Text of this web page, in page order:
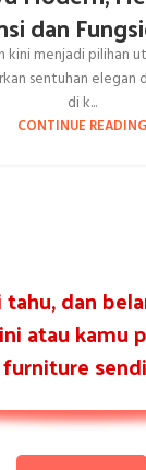
dan
kini menjadi pilihan
sentuhan
di k...
CONTINUE READING
tahu, dan
atau kamu
furniture